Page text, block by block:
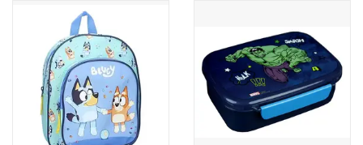
Feestartikelen
School